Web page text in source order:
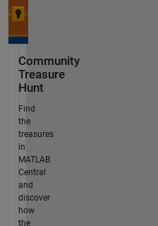
Community
Treasure
Hunt
Find
the
treasures
in
MATLAB
Central
and
discover
how
the